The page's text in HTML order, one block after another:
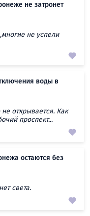
не затронет
не успели
воды в
открывается. Как
проспект...
остаются без
света.